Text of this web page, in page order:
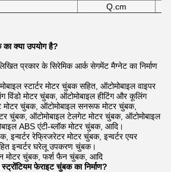
Q.cm
क्या उपयोग है?
प्रकार के सिरेमिक आर्क सेगमेंट मैग्नेट का निर्माण
स्टार्टर मोटर चुंबक सहित, ऑटोमोबाइल वाइपर
विंडो मोटर चुंबक, ऑटोमोबाइल हीटिंग और कूलिंग
चुंबक, ऑटोमोबाइल सनरूफ मोटर चुंबक,
चुंबक, ऑटोमोबाइल टेलगेट मोटर चुंबक, ऑटोमोबाइल
ABS एंटी-ब्लॉक मोटर चुंबक, आदि।
इन्वर्टर रेफ्रिजरेटर मोटर चुंबक, इन्वर्टर एयर
इन्वर्टर घरेलू उपकरण चुंबक।
मोटर चुंबक, फर्श फैन चुंबक, आदि
फेराइट चुंबक का निर्माण?